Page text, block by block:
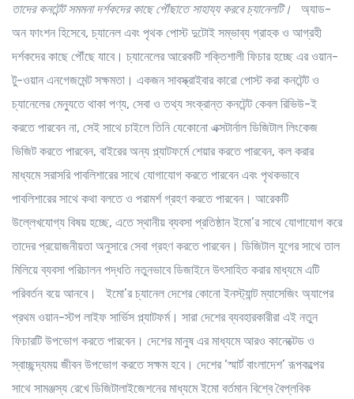
তাদের কনটেন্ট সমমনা দর্শকদের কাছে পৌঁছাতে সাহায্য করবে চ্যানেলটি।
অ্যাড-
অন ফাংশন হিসেবে, চ্যানেল এবং পৃথক পোস্ট দুটোই সম্ভাব্য গ্রাহক ও আগ্রহী
দর্শকদের কাছে পৌঁছে যাবে। চ্যানেলের আরেকটি শক্তিশালী ফিচার হচ্ছে এর ওয়ান-
টু-ওয়ান এনগেজমেন্ট সক্ষমতা। একজন সাবস্ক্রাইবার কারো পোস্ট করা কনটেন্ট ও
চ্যানেলের মেন্যুতে থাকা পণ্য, সেবা ও তথ্য সংক্রান্ত কনটেন্ট কেবল রিভিউ-ই
করতে পারবেন না, সেই সাথে চাইলে তিনি যেকোনো এক্সটার্নাল ডিজিটাল লিংকেজ
ভিজিট করতে পারবেন, বাইরের অন্য প্ল্যাটফর্মে শেয়ার করতে পারবেন, কল করার
মাধ্যমে সরাসরি পাবলিশারের সাথে যোগাযোগ করতে পারবেন এবং পৃথকভাবে
পাবলিশারের সাথে কথা বলতে ও পরামর্শ গ্রহণ করতে পারবেন। আরেকটি
উল্লেখযোগ্য বিষয় হচ্ছে, এতে স্থানীয় ব্যবসা প্রতিষ্ঠান ইমো’র সাথে যোগাযোগ করে
তাদের প্রয়োজনীয়তা অনুসারে সেবা গ্রহণ করতে পারবেন। ডিজিটাল যুগের সাথে তাল
মিলিয়ে ব্যবসা পরিচালন পদ্ধতি নতুনভাবে ডিজাইনে উৎসাহিত করার মাধ্যমে এটি
পরিবর্তন বয়ে আনবে। ইমো’র চ্যানেল দেশের কোনো ইনস্ট্যান্ট ম্যাসেজিং অ্যাপের
প্রথম ওয়ান-স্টপ লাইফ সার্ভিস প্ল্যাটফর্ম। সারা দেশের ব্যবহারকারীরা এই নতুন
ফিচারটি উপভোগ করতে পারবেন। দেশের মানুষ এর মাধ্যমে আরও কানেক্টেড ও
স্বাচ্ছন্দ্যময় জীবন উপভোগ করতে সক্ষম হবে। দেশের ‘স্মার্ট বাংলাদেশ’ রূপকল্পের
সাথে সামঞ্জস্য রেখে ডিজিটালাইজেশনের মাধ্যমে ইমো বর্তমান বিশ্বে বৈপ্লবিক